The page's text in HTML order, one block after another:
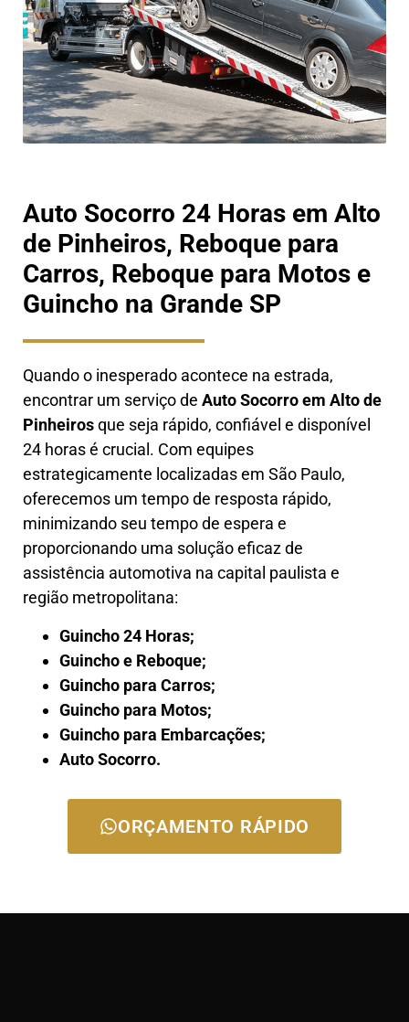
Auto Socorro 24 Horas em Alto
de Pinheiros, Reboque para
Carros, Reboque para Motos e
Guincho na Grande SP
Quando o inesperado acontece na estrada,
encontrar um serviço de Auto Socorro em Alto de
Pinheirosque seja rápido, confiável e disponível
24 horas é crucial. Com equipes
estrategicamente localizadas em São Paulo,
oferecemos um tempo de resposta rápido,
minimizando seu tempo de espera e
proporcionando uma solução eficaz de
assistência automotiva na capital paulista e
região metropolitana:
Guincho 24 Horas;
Guincho e Reboque;
Guincho para Carros;
Guincho para Motos;
Guincho para Embarcações;
Auto Socorro.
ORÇAMENTO RÁPIDO